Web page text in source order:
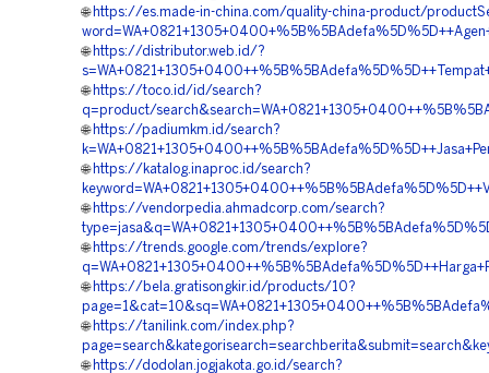
🌐 https://es.made-in-china.com/quality-china-product/
🌐 https://distributor.web.id/?
🌐 https://toco.id/id/search?
q=product/
🌐 https://padiumkm.id/search?
🌐 https://katalog.inaproc.id/search?
🌐 https://vendorpedia.ahmadcorp.com/search?
🌐 https://trends.google.com/trends/explore?
🌐 https://bela.gratisongkir.id/products/10?
🌐 https://tanilink.com/index.php?
🌐 https://dodolan.jogjakota.go.id/search?